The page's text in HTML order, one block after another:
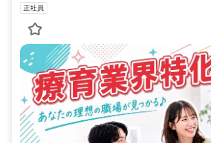
正社員